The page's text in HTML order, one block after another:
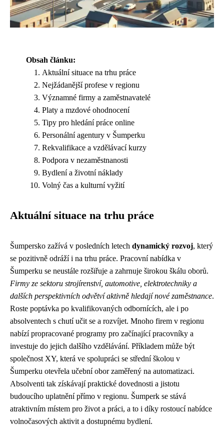
Obsah článku:
Aktuální situace na trhu práce
Nejžádanější profese v regionu
Významné firmy a zaměstnavatelé
Platy a mzdové ohodnocení
Tipy pro hledání práce online
Personální agentury v Šumperku
Rekvalifikace a vzdělávací kurzy
Podpora v nezaměstnanosti
Bydlení a životní náklady
Volný čas a kulturní vyžití
Aktuální situace na trhu práce
Šumpersko zažívá v posledních letech dynamický rozvoj, který
se pozitivně odráží i na trhu práce. Pracovní nabídka v
Šumperku se neustále rozšiřuje a zahrnuje širokou škálu oborů.
Firmy ze sektoru strojírenství, automotive, elektrotechniky a
dalších perspektivních odvětví aktivně hledají nové zaměstnance.
Roste poptávka po kvalifikovaných odbornících, ale i po
absolventech s chutí učit se a rozvíjet. Mnoho firem v regionu
nabízí propracované programy pro začínající pracovníky a
investuje do jejich dalšího vzdělávání. Příkladem může být
společnost XY, která ve spolupráci se střední školou v
Šumperku otevřela učební obor zaměřený na automatizaci.
Absolventi tak získávají praktické dovednosti a jistotu
budoucího uplatnění přímo v regionu. Šumperk se stává
atraktivním místem pro život a práci, a to i díky rostoucí nabídce
volnočasových aktivit a dostupnému bydlení.